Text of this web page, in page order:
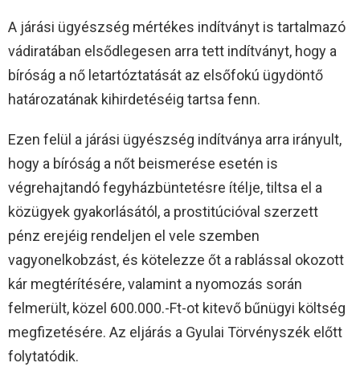
A járási ügyészség mértékes indítványt is tartalmazó
vádiratában elsődlegesen arra tett indítványt, hogy a
bíróság a nő letartóztatását az elsőfokú ügydöntő
határozatának kihirdetéséig tartsa fenn.
Ezen felül a járási ügyészség indítványa arra irányult,
hogy a bíróság a nőt beismerése esetén is
végrehajtandó fegyházbüntetésre ítélje, tiltsa el a
közügyek gyakorlásától, a prostitúcióval szerzett
pénz erejéig rendeljen el vele szemben
vagyonelkobzást, és kötelezze őt a rablással okozott
kár megtérítésére, valamint a nyomozás során
felmerült, közel 600.000.-Ft-ot kitevő bűnügyi költség
megfizetésére. Az eljárás a Gyulai Törvényszék előtt
folytatódik.